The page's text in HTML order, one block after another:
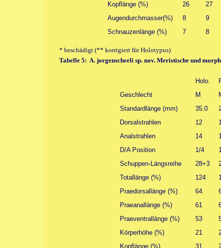
Kopflänge (%)
26
27
Augendurchmasser(%)
8
9
Schnauzenlänge (%)
7 8
* beschädigt (** korrigiert für Holotypus)
Tabelle 5: A. jorgenscheeli sp. nov. Meristische und
Holo.
Geschlecht
M
Standardlänge (mm)
35.0
Dorsalstrahlen
12
Analstrahlen
14
D/A Position
1/4
Schuppen-Längsreihe
28+3
Totallänge (%)
124
Praedorsallänge (%)
64
Praeanallänge (%)
61
Praeventrallänge (%)
53
Körperhöhe (%)
21
Kopflänge (%)
31